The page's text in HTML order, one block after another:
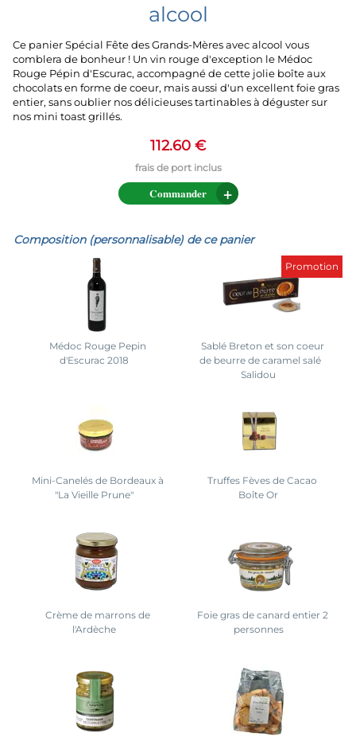
alcool
Ce panier Spécial Fête des Grands-Mères avec alcool vous
comblera de bonheur ! Un vin rouge d'exception le Médoc
Rouge Pépin d'Escurac, accompagné de cette jolie boîte aux
chocolats en forme de coeur, mais aussi d'un excellent foie gras
entier, sans oublier nos délicieuses tartinables à déguster sur
nos mini toast grillés.
112.60 €
Commander
Composition (personnalisable) de ce panier
Médoc Rouge Pepin
d'Escurac 2018
Promotion
Sablé Breton et son coeur
de beurre de caramel salé
Salidou
Mini-Canelés de Bordeaux à
"La Vieille Prune"
Truffes Fèves de Cacao
Boîte Or
Crème de marrons de
l'Ardèche
Foie gras de canard entier 2
personnes